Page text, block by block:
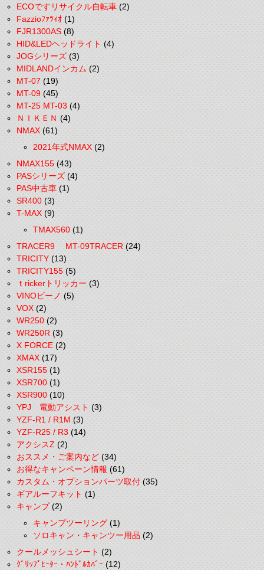
ECOですリサイクル自転車(2)
Fazzioﾌｧﾂｨｵ(1)
FJR1300AS(8)
HID&LEDヘッドライト(4)
JOGシリーズ(3)
MIDLANDインカム(2)
MT-07(19)
MT-09(45)
MT-25 MT-03(4)
ＮＩＫＥＮ(4)
NMAX(61)
2021年式NMAX(2)
NMAX155(43)
PASシリーズ(4)
PAS中古車(1)
SR400(3)
T-MAX(9)
TMAX560(1)
TRACER9 MT-09TRACER(24)
TRICITY(13)
TRICITY155(5)
ｔrickerトリッカー(3)
VINOビーノ(5)
VOX(2)
WR250(2)
WR250R(3)
X FORCE(2)
XMAX(17)
XSR155(1)
XSR700(1)
XSR900(10)
YPJ 電動アシスト(3)
YZF-R1 / R1M(3)
YZF-R25 / R3(14)
アクシスZ(2)
おススメ・ご案内など(34)
お得なキャンペーン情報(61)
カスタム・オプションパーツ取付(35)
ギアルーフキット(1)
キャンプ(2)
キャンプツーリング(1)
ソロキャン・キャンツー用品 (2)
クールメッシュシート(2)
ｸﾞﾘｯﾌﾟﾋｰﾀｰ・ﾊﾝﾄﾞﾙｶﾊﾞｰ(12)